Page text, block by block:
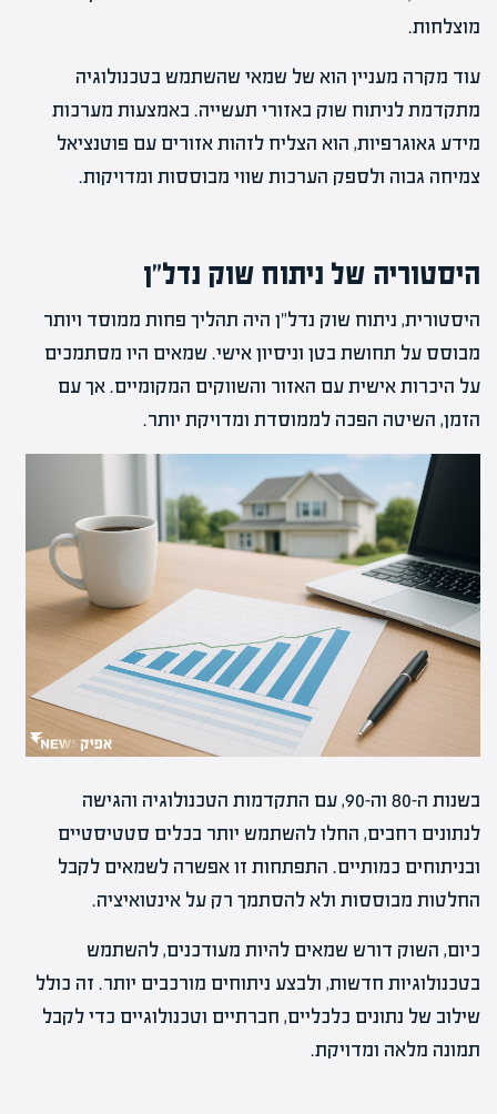
מוצלחות.
עוד מקרה מעניין הוא של שמאי שהשתמש בטכנולוגיה
מתקדמת לניתוח שוק באזורי תעשייה. באמצעות מערכות
מידע גאוגרפיות, הוא הצליח לזהות אזורים עם פוטנציאל
צמיחה גבוה ולספק הערכות שווי מבוססות ומדויקות.
היסטוריה של ניתוח שוק נדל"ן
היסטורית, ניתוח שוק נדל"ן היה תהליך פחות ממוסד ויותר
מבוסס על תחושת בטן וניסיון אישי. שמאים היו מסתמכים
על היכרות אישית עם האזור והשווקים המקומיים. אך עם
הזמן, השיטה הפכה לממוסדת ומדויקת יותר.
בשנות ה-80 וה-90, עם התקדמות הטכנולוגיה והגישה
לנתונים רחבים, החלו להשתמש יותר בכלים סטטיסטיים
ובניתוחים כמותיים. התפתחות זו אפשרה לשמאים לקבל
החלטות מבוססות ולא להסתמך רק על אינטואיציה.
כיום, השוק דורש שמאים להיות מעודכנים, להשתמש
בטכנולוגיות חדשות, ולבצע ניתוחים מורכבים יותר. זה כולל
שילוב של נתונים כלכליים, חברתיים וטכנולוגיים כדי לקבל
תמונה מלאה ומדויקת.